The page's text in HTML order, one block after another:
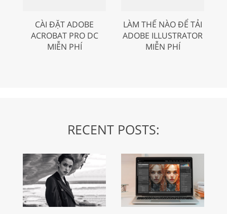
CÀI ĐẶT ADOBE
ACROBAT PRO DC
MIỄN PHÍ
LÀM THẾ NÀO ĐỂ TẢI
ADOBE ILLUSTRATOR
MIỄN PHÍ
RECENT POSTS: